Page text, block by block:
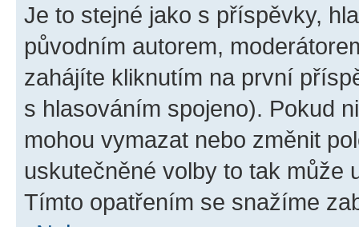
Je to stejné jako s příspěvky,
původním autorem,
zahájíte kliknutím na první
s hlasováním spojeno). Pokud
mohou vymazat nebo změnit
uskutečněné volby to tak může
Tímto opatřením se snažíme